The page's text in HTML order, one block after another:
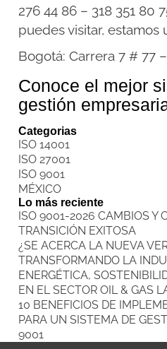
276 44 86 – 318 351 80
puedes visitar, estamos
Bogotá: Carrera 7 # 77
Conoce el mejor
gestión
Categorias
ISO 14001
ISO 27001
ISO 9001
MÉXICO
Lo más reciente
ISO 9001-2026 CAMBIOS Y
TRANSICIÓN EXITOSA
¿SE ACERCA LA NUEVA
TRANSFORMANDO LA
ENERGÉTICA,
EN EL SECTOR OIL & GAS
10 BENEFICIOS DE
PARA UN SISTEMA DE
9001